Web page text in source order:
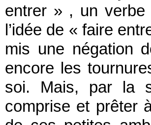
entrer » , un verbe
l’idée de « faire
mis une négation
encore les
soi. Mais, par la
comprise et prêter